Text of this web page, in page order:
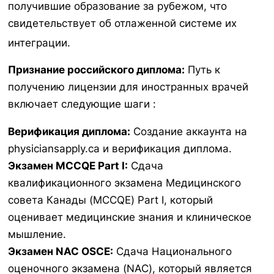
получившие образование за рубежом, что
свидетельствует об отлаженной системе их
интеграции.
Признание российского диплома: Путь к
получению лицензии для иностранных врачей
включает следующие шаги :
Верификация диплома: Создание аккаунта на
physiciansapply.ca и верификация диплома.
Экзамен MCCQE Part I: Сдача
квалификационного экзамена Медицинского
совета Канады (MCCQE) Part I, который
оценивает медицинские знания и клиническое
мышление.
Экзамен NAC OSCE: Сдача Национального
оценочного экзамена (NAC), который является